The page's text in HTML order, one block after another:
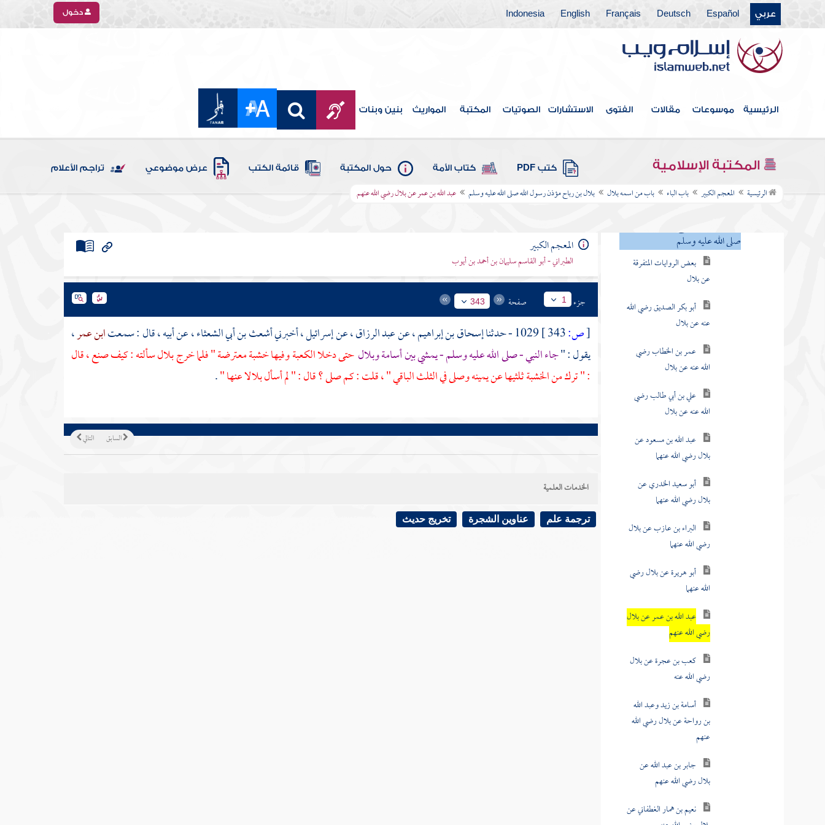
عربي Español
Deutsch
Français
English
Indonesia دخول
الرئيسية موسوعات مقالات الفتوى الاستشارات الصوتيات المكتبة المواريث بنين وبنات
المكتبة الإسلامية كتب PDF كتاب الأمة حول المكتبة قائمة الكتب عرض موضوعي تراجم الأعلام
الرئيسية المعجم الكبير باب الباء باب من اسمه بلال بلال بن رباح مؤذن رسول الله صلى الله عليه وسلم عبد الله بن عمر عن بلال رضي الله عنهم
فهرس الكتاب
باب من اسمه بلال
صلى الله عليه وسلم
بعض الروايات المتفرقة
عن بلال
أبو بكر الصديق رضي الله
عنه عن بلال
عمر بن الخطاب رضي
الله عنه عن بلال
علي بن أبي طالب رضي
الله عنه عن بلال
عبد الله بن مسعود عن
بلال رضي الله عنهما
أبو سعيد الخدري عن
بلال رضي الله عنهما
البراء بن عازب عن بلال
رضي الله عنهما
أبو هريرة عن بلال رضي
الله عنهما
عبد الله بن عمر عن بلال
رضي الله عنهم
كعب بن عجرة عن بلال
رضي الله عنه
أسامة بن زيد وعبد الله
بن رواحة عن بلال رضي الله
عنهم
جابر بن عبد الله عن
بلال رضي الله عنهم
نعيم بن همار الغطفاني عن
المعجم الكبير
الطبراني - أبو القاسم سليمان بن أحمد بن أيوب
جزء 1 صفحة 343
[ص: 1029 - حدثنا إسحاق بن إبراهيم، عنعبد الرزاق، عنإسرائيل، أخبرنيأشعث بن أبي الشعثاء، عن أبيه ، قال : سمعتابن عمر،
يقول : "جاء النبي - صلى الله عليه وسلم - يمشي بينأسامةوبلالحتى دخلاالكعبةوفيها خشبة معترضة " فلما خرجبلالسألته : كيف صنع ، قال
: " ترك من الخشبة ثلثيها عن يمينه وصلى في الثلث الباقي " ، قلت : كم صلى ؟ قال : " لم أسأل بلالا عنها ".
التالي السابق
الخدمات العلمية
ترجمة علم عناوين الشجرة تخريج حديث